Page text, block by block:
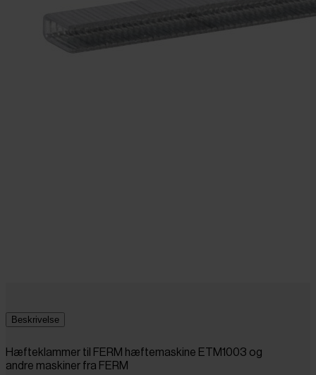
Beskrivelse
Hæfteklammer til FERM hæftemaskine ETM1003 og
andre maskiner fra FERM